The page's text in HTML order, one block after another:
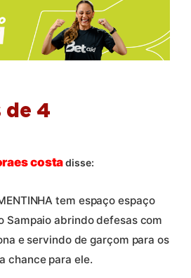
de 4
costadisse:
tem espaço espaço
Sampaio abrindo defesas com
e servindo de garçom para os
chance para ele.